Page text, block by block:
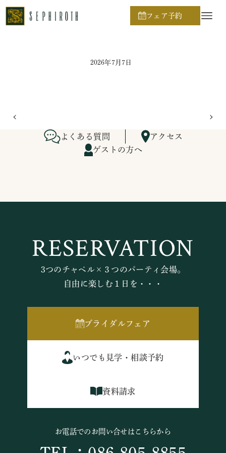
フェア予約
ホーム
2026年7月7日
よくある質問
アクセス
ゲストの方へ
RESERVATION
3つのチャペル×３つのパーティ会場。
自由に楽しむ１日を・・・
ブライダルフェア
いつでも見学・相談予約
資料請求
お電話でのお問い合せはこちらから